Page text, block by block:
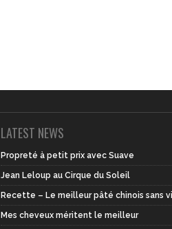
LATEST NEWS
Propreté à petit prix avec Suave
Jean Leloup au Cirque du Soleil
Recette – Le meilleur pâté chinois sans
Mes cheveux méritent le meilleur